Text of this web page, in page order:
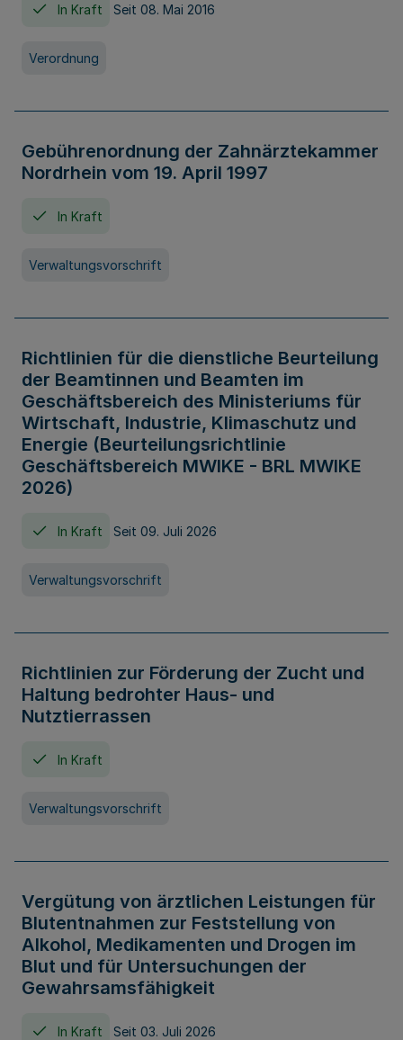
In Kraft Seit 08. Mai 2016
Verordnung
Gebührenordnung der Zahnärztekammer
Nordrhein vom 19. April 1997
In Kraft
Verwaltungsvorschrift
Richtlinien für die dienstliche Beurteilung
der Beamtinnen und Beamten im
Geschäftsbereich des Ministeriums für
Wirtschaft, Industrie, Klimaschutz und
Energie (Beurteilungsrichtlinie
Geschäftsbereich MWIKE - BRL MWIKE
2026)
In Kraft Seit 09. Juli 2026
Verwaltungsvorschrift
Richtlinien zur Förderung der Zucht und
Haltung bedrohter Haus- und
Nutztierrassen
In Kraft
Verwaltungsvorschrift
Vergütung von ärztlichen Leistungen für
Blutentnahmen zur Feststellung von
Alkohol, Medikamenten und Drogen im
Blut und für Untersuchungen der
Gewahrsamsfähigkeit
In Kraft Seit 03. Juli 2026